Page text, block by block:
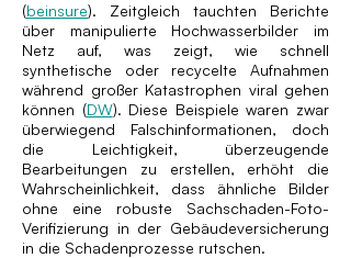
(beinsure). Zeitgleich tauchten Berichte
über manipulierte Hochwasserbilder im
Netz auf, was zeigt, wie schnell
synthetische oder recycelte Aufnahmen
während großer Katastrophen viral gehen
können (DW). Diese Beispiele waren zwar
überwiegend Falschinformationen, doch
die Leichtigkeit, überzeugende
Bearbeitungen zu erstellen, erhöht die
Wahrscheinlichkeit, dass ähnliche Bilder
ohne eine robuste Sachschaden-Foto-
Verifizierung in der Gebäudeversicherung
in die Schadenprozesse rutschen.